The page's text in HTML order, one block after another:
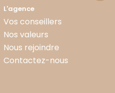
L'agence
Vos conseillers
Nos valeurs
Nous rejoindre
Contactez-nous